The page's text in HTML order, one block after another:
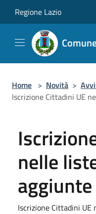
Regione Lazio
Home > Novità >
Iscrizione Cittadini UE
nelle
aggiunte
Iscrizione Cittadini